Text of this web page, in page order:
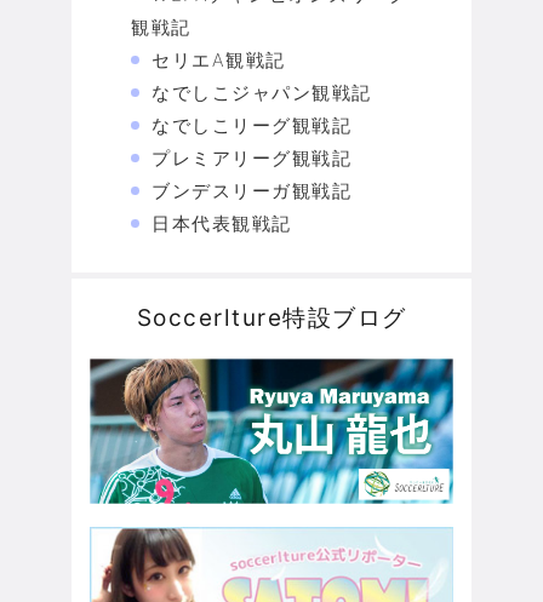
観戦記
セリエA観戦記
なでしこジャパン観戦記
なでしこリーグ観戦記
プレミアリーグ観戦記
ブンデスリーガ観戦記
日本代表観戦記
Soccerlture特設ブログ